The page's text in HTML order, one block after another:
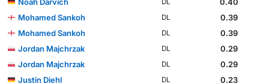
Mohamed Sankoh
DL
0.39
Mohamed Sankoh
DL
0.39
Jordan Majchrzak
DL
0.29
Jordan Majchrzak
DL
0.29
Justin Diehl
DL
0.23